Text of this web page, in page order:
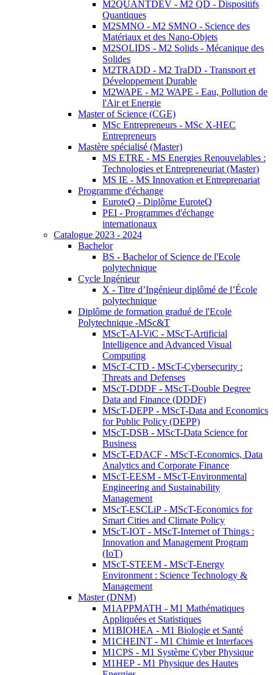
M2QUANTDEV - M2 QD - Dispositifs
Quantiques
M2SMNO - M2 SMNO - Science des
Matériaux et des Nano-Objets
M2SOLIDS - M2 Solids - Mécanique des
Solides
M2TRADD - M2 TraDD - Transport et
Développement Durable
M2WAPE - M2 WAPE - Eau, Pollution de
l'Air et Energie
Master of Science (CGE)
MSc Entrepreneurs - MSc X-HEC
Entrepreneurs
Mastère spécialisé (Master)
MS ETRE - MS Energies Renouvelables :
Technologies et Entrepreneuriat (Master)
MS IE - MS Innovation et Entreprenariat
Programme d'échange
EuroteQ - Diplôme EuroteQ
PEI - Programmes d'échange
internationaux
Catalogue 2023 - 2024
Bachelor
BS - Bachelor of Science de l'Ecole
polytechnique
Cycle Ingénieur
X - Titre d’Ingénieur diplômé de l’École
polytechnique
Diplôme de formation gradué de l'Ecole
Polytechnique -MSc&T
MScT-AI-ViC - MScT-Artificial
Intelligence and Advanced Visual
Computing
MScT-CTD - MScT-Cybersecurity :
Threats and Defenses
MScT-DDDF - MScT-Double Degree
Data and Finance (DDDF)
MScT-DEPP - MScT-Data and Economics
for Public Policy (DEPP)
MScT-DSB - MScT-Data Science for
Business
MScT-EDACF - MScT-Economics, Data
Analytics and Corporate Finance
MScT-EESM - MScT-Environmental
Engineering and Sustainability
Management
MScT-ESCLiP - MScT-Economics for
Smart Cities and Climate Policy
MScT-IOT - MScT-Internet of Things :
Innovation and Management Program
(IoT)
MScT-STEEM - MScT-Energy
Environment : Science Technology &
Management
Master (DNM)
M1APPMATH - M1 Mathématiques
Appliquées et Statistiques
M1BIOHEA - M1 Biologie et Santé
M1CHEINT - M1 Chimie et Interfaces
M1CPS - M1 Système Cyber Physique
M1HEP - M1 Physique des Hautes